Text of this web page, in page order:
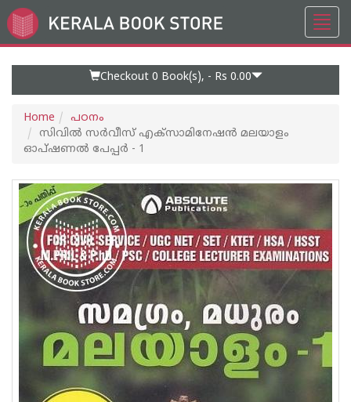
Go
to
Checkout 0 Book(s), - Rs 0.00
Home
പഠനം
സിവില്‍ സര്‍വീസ് എക്സാമിനേഷന്‍ മലയാളം
ഓപ്ഷണല്‍ പേപ്പര്‍ - 1